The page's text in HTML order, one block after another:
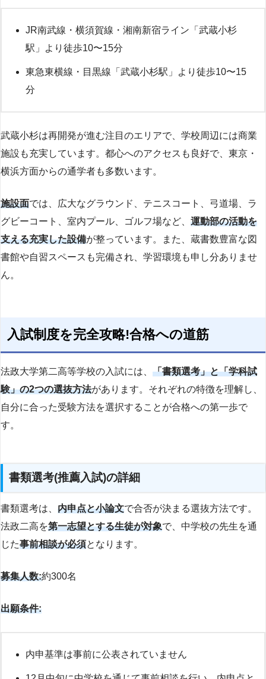
JR南武線・横須賀線・湘南新宿ライン「武蔵小杉
駅」より徒歩10〜15分
東急東横線・目黒線「武蔵小杉駅」より徒歩10〜15
分
武蔵小杉は再開発が進む注目のエリアで、学校周辺には商業
施設も充実しています。都心へのアクセスも良好で、東京・
横浜方面からの通学者も多数います。
施設面では、広大なグラウンド、テニスコート、弓道場、ラ
グビーコート、室内プール、ゴルフ場など、 運動部の活動を
支える充実した設備が整っています。また、蔵書数豊富な図
書館や自習スペースも完備され、学習環境も申し分ありませ
ん。
入試制度を完全攻略!合格への道筋
法政大学第二高等学校の入試には、 「書類選考」と「学科試
験」の2つの選抜方法があります。それぞれの特徴を理解し、
自分に合った受験方法を選択することが合格への第一歩で
す。
書類選考(推薦入試)の詳細
書類選考は、 内申点と小論文で合否が決まる選抜方法です。
法政二高を第一志望とする生徒が対象で、中学校の先生を通
じた事前相談が必須となります。
募集人数:約300名
出願条件:
内申基準は事前に公表されていません